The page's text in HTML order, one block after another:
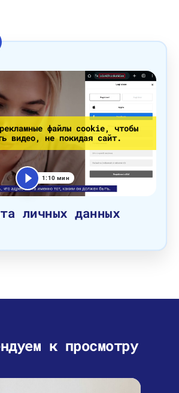
файлы cookie, чтобы
видео, не покидая сайт.
1:10 мин
личных данных
к просмотру